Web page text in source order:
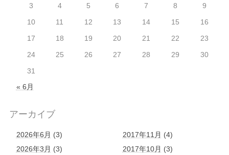
3
4 5 6 7 8
9
10
11 12 13 14 15
16
17
18 19 20 21 22
23
24
25 26 27 28 29
30
31
« 6月
アーカイブ
2026年6月 (3)
2026年3月 (3)
2017年11月 (4)
2017年10月 (3)